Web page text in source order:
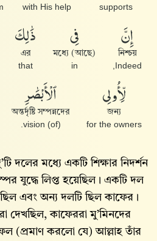
supports
with His help
إِنَّ
নিশ্চয়
Indeed,
فِى
মধ্যে (আছে)
in
ذَٰلِكَ
এর
that
لِّأُو۟لِى
জন্য
for the owners
ٱلْأَبْصَٰرِ
অন্তর্দৃষ্টি সম্পন্নদের
(of) vision.
দলের মধ্যে একটি শিক্ষার নিদর্শন
যুদ্ধে লিপ্ত হয়েছিল। একটি দল
এবং অন্য দলটি ছিল কাফের।
দেখছিল, কাফেররা মু’মিনদের
(প্রমাণ করলো যে) আল্লাহ‌ তাঁর